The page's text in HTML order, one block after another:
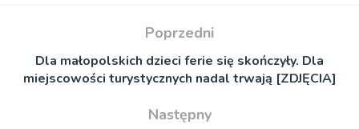
Poprzedni
Dla małopolskich dzieci ferie się skończyły. Dla
miejscowości turystycznych nadal trwają [ZDJĘCIA]
Następny